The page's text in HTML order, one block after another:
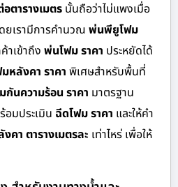
ตารางเมตร นั้นถือว่าไม่แพงเมื่อ
เรามีการคำนวณ พ่นพียูโฟม
าเข้าถึง พ่นโฟม ราคา ประหยัดได้
หลังคา ราคา พิเศษสำหรับพื้นที่
กันความร้อน ราคา มาตรฐาน
มประเมิน ฉีดโฟม ราคา และให้คำ
คา ตารางเมตรละ เท่าไหร่ เพื่อให้